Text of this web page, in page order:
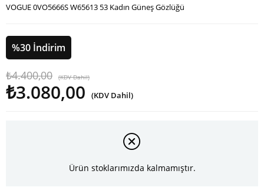
VOGUE 0VO5666S W65613 53 Kadın Güneş Gözlüğü
%30 İndirim
₺4.400,00 (KDV Dahil)
₺3.080,00 (KDV Dahil)
Ürün stoklarımızda kalmamıştır.